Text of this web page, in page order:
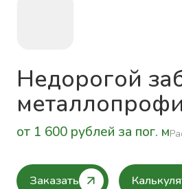
Недорогой
от 1 600 рублей за пог. м
Заказать